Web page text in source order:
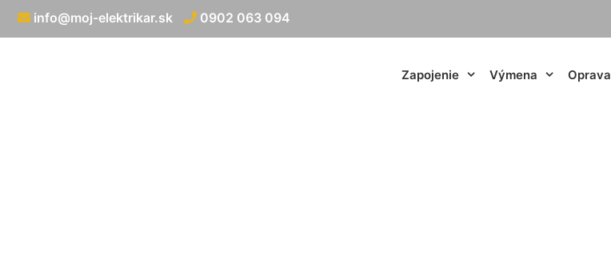
info@moj-elektrikar.sk 0902 063 094
Zapojenie Výmena Oprava